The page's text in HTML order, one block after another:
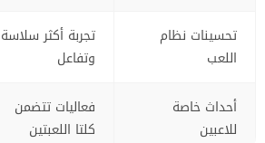
تحسينات نظام
اللعب
تجربة أكثر سلاسة
وتفاعل
أحداث خاصة
للاعبين
فعاليات تتضمن
كلتا اللعبتين